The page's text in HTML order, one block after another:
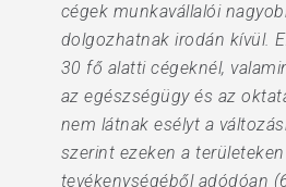
cégek munkavállalói
dolgozhatnak irodán kívül.
30 fő alatti cégeknél,
az egészségügy és az
nem látnak esélyt a
szerint ezeken a
tevékenységéből adódóan